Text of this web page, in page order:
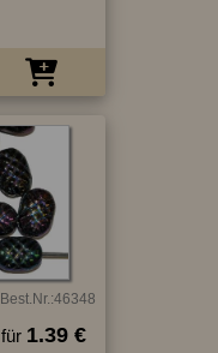
Best.Nr.:46348
für 1.39 €